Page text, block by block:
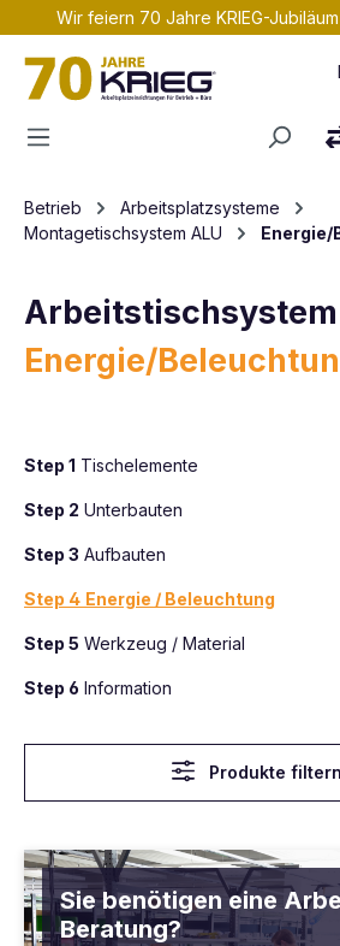
Zum Hauptinhalt springen
Wir feiern 70 Jahre KRIEG-
Betrieb
Arbeitsplatzsysteme
Montagetischsystem ALU
Energie/
Arbeitstischsystem
Energie/
Step 1 Tischelemente
Step 2 Unterbauten
Step 3 Aufbauten
Step 4 Energie / Beleuchtung
Step 5 Werkzeug / Material
Step 6 Information
Produkte filtern
Sie benötigen eine
Beratung?